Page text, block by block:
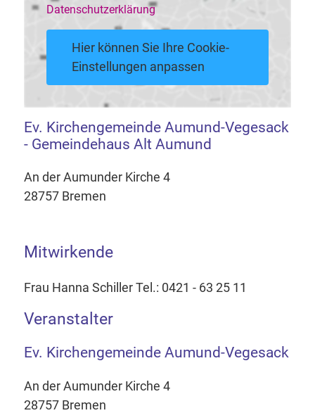
Datenschutzerklärung
Hier können Sie Ihre Cookie-
Einstellungen anpassen
Ev. Kirchengemeinde Aumund-Vegesack
- Gemeindehaus Alt Aumund
An der Aumunder Kirche 4
28757 Bremen
Mitwirkende
Frau Hanna Schiller Tel.: 0421 - 63 25 11
Veranstalter
Ev. Kirchengemeinde Aumund-Vegesack
An der Aumunder Kirche 4
28757 Bremen